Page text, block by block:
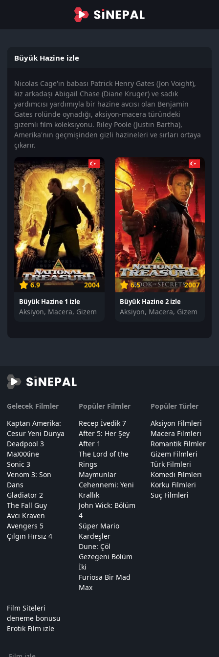
Büyük Hazine izle
Nicolas Cage'in babası Patrick Henry Gates (Jon Voight),
kız arkadaşı Abigail Chase (Diane Kruger) ve sadık
yardımcısı yardımıyla bir hazine avcısı olan Benjamin
Gates rolünde oynadığı, aksiyon-macera türündeki
gizemli film koleksiyonu. Riley Poole (Justin Bartha),
Amerika'nın geçmişinden gizli hazineleri ve sırları ortaya
çıkarır.
6.9 2004
Büyük Hazine 1 izle
Aksiyon, Macera, Gizem
6.5 2007
Büyük Hazine 2 izle
Aksiyon, Macera, Gizem
Gelecek Filmler
Kaptan Amerika:
Cesur Yeni Dünya
Deadpool 3
MaXXXine
Sonic 3
Venom 3: Son
Dans
Gladiator 2
The Fall Guy
Avcı Kraven
Avengers 5
Çılgın Hırsız 4
Popüler Filmler
Recep İvedik 7
After 5: Her Şey
After 1
The Lord of the
Rings
Maymunlar
Cehennemi: Yeni
Krallık
John Wick: Bölüm
4
Süper Mario
Kardeşler
Dune: Çöl
Gezegeni Bölüm
İki
Furiosa Bir Mad
Max
Popüler Türler
Aksiyon Filmleri
Macera Filmleri
Romantik Filmler
Gizem Filmleri
Türk Filmleri
Komedi Filmleri
Korku Filmleri
Suç Filmleri
Film Siteleri
deneme bonusu
Erotik Film izle